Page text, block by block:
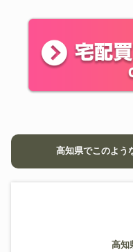
高知県でこのよう
高知